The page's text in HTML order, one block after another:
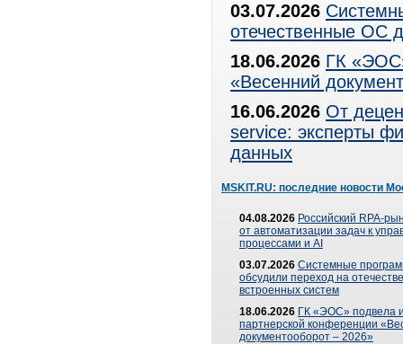
03.07.2026
отечественные ОС
18.06.2026 ГК
«Весенний
16.06.2026 От
service: эксперты
данных
MSKIT.RU: последние новости
04.08.2026 Российский RPA-
от автоматизации задач к
процессами и AI
03.07.2026 Системные
обсудили переход на
встроенных систем
18.06.2026 ГК «ЭОС» подвела
партнерской конференции
документооборот – 2026»